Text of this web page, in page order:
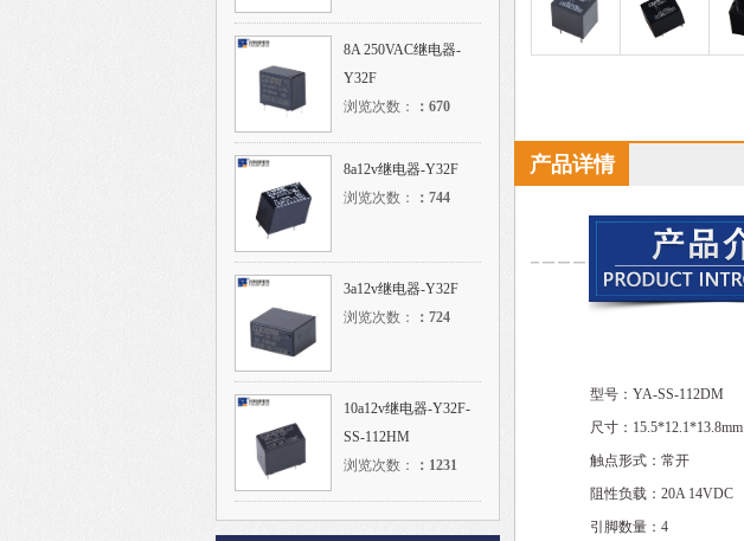
8A 250VAC继电器-
Y32F
浏览次数：
： 670
8a12v继电器-Y32F
浏览次数：
： 744
3a12v继电器-Y32F
浏览次数：
： 724
10a12v继电器-Y32F-
SS-112HM
浏览次数：
： 1231
产品详情
型号：YA-SS-112DM
尺寸：15.5*12.1*13.8mm
触点形式：常开
阻性负载：20A 14VDC
引脚数量：4